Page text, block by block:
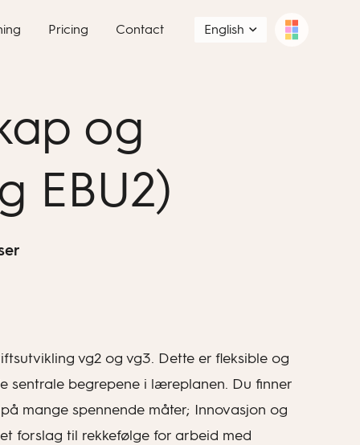
Pricing Contact English
og
EBU2)
vg2 og vg3. Dette er fleksible og
sentrale begrepene i læreplanen. Du finner
mange spennende måter; Innovasjon og
forslag til rekkefølge for arbeid med